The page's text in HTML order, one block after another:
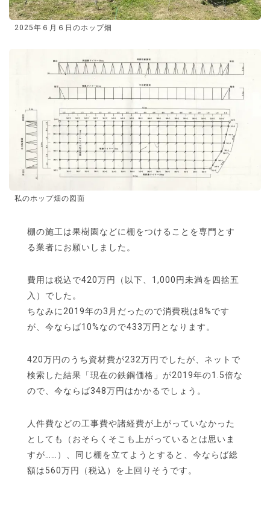
2025年６月６日のホップ畑
私のホップ畑の図面
棚の施工は果樹園などに棚をつけることを専門とす
る業者にお願いしました。
費用は税込で420万円（以下、1,000円未満を四捨五
入）でした。
ちなみに2019年の3月だったので消費税は8%です
が、今ならば10%なので433万円となります。
420万円のうち資材費が232万円でしたが、ネットで
検索した結果「現在の鉄鋼価格」が2019年の1.5倍な
ので、今ならば348万円はかかるでしょう。
人件費などの工事費や諸経費が上がっていなかった
としても（おそらくそこも上がっているとは思いま
すが……）、同じ棚を立てようとすると、今ならば総
額は​​560万円（税込）を上回りそうです。